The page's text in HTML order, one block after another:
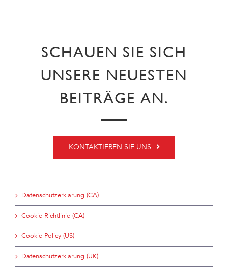
SCHAUEN SIE SICH
UNSERE NEUESTEN
BEITRÄGE AN.
KONTAKTIEREN SIE UNS
Datenschutzerklärung (CA)
Cookie-Richtlinie (CA)
Cookie Policy (US)
Datenschutzerklärung (UK)